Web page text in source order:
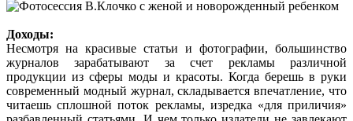
Доходы:
Несмотря на красивые статьи и фотографии, большинство
журналов зарабатывают за счет рекламы различной
продукции из сферы моды и красоты. Когда берешь в руки
современный модный журнал, складывается впечатление, что
читаешь сплошной поток рекламы, изредка «для приличия»